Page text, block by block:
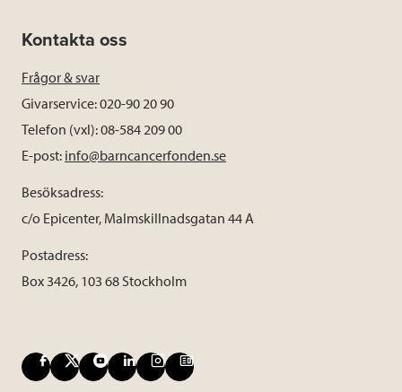
Kontakta oss
Frågor & svar
Givarservice: 020-90 20 90
Telefon (vxl): 08-584 209 00
E-post: info@barncancerfonden.se
Besöksadress:
c/o Epicenter, Malmskillnadsgatan 44 A
Postadress:
Box 3426, 103 68 Stockholm
F
X
Y
L
I
B